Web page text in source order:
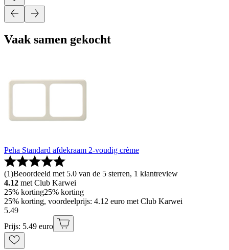
Vaak samen gekocht
Peha Standard afdekraam 2-voudig crème
(1)Beoordeeld met 5.0 van de 5 sterren, 1 klantreview
4.12 met Club Karwei
25% korting25% korting
25% korting, voordeelprijs: 4.12 euro met Club Karwei
5.49
Prijs: 5.49 euro